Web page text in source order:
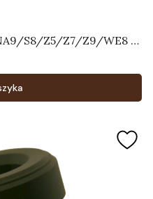
S8/Z5/Z7/Z9/WE8 -